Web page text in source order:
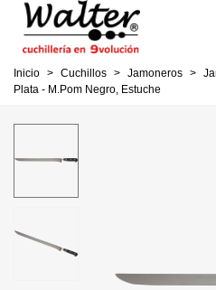
Inicio > Cuchillos > Jamoneros >
Plata - M.Pom Negro, Estuche